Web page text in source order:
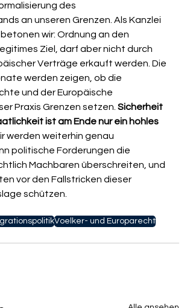
des
an unseren Grenzen. Als Kanzlei
wir: Ordnung an den
Ziel, darf aber nicht durch
Verträge erkauft werden. Die
werden zeigen, ob die
und der Europäische
Praxis Grenzen setzen. Sicherheit
ist am Ende nur ein hohles
werden weiterhin genau
politische Forderungen die
Machbaren überschreiten, und
vor den Fallstricken dieser
schützen.
Voelker- und Europarecht